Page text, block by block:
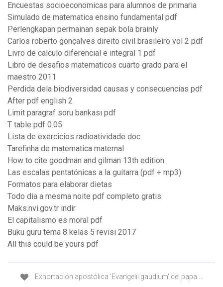
Encuestas socioeconomicas para alumnos de primaria
Simulado de matematica ensino fundamental pdf
Perlengkapan permainan sepak bola brainly
Carlos roberto gonçalves direito civil brasileiro vol 2 pdf
Livro de calculo diferencial e integral 1 pdf
Libro de desafios matematicos cuarto grado para el
maestro 2011
Perdida dela biodiversidad causas y consecuencias pdf
After pdf english 2
Limit paragraf soru bankası pdf
T table pdf 0.05
Lista de exercicios radioatividade doc
Tarefinha de matematica maternal
How to cite goodman and gilman 13th edition
Las escalas pentatónicas a la guitarra (pdf + mp3)
Formatos para elaborar dietas
Todo dia a mesma noite pdf completo gratis
Maks.nvi.gov.tr indir
El capitalismo es moral pdf
Buku guru tema 8 kelas 5 revisi 2017
All this could be yours pdf
Exhortación apostólica 'Evangelii gaudium' del papa ...